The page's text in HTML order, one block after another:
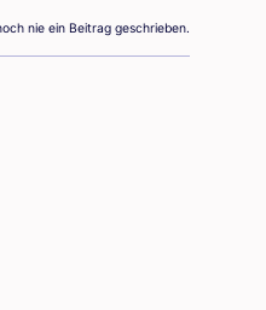
nie ein Beitrag geschrieben.